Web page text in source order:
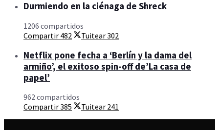
Durmiendo en la ciénaga de Shreck
1206 compartidos
Compartir 482 Tuitear302
Netflix pone fecha a ‘Berlín y la dama del
armiño’, el exitoso spin-off de’La casa de
papel’
962 compartidos
Compartir385 Tuitear 241